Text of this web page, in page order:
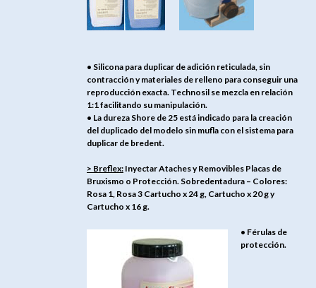
• Silicona para duplicar de adición reticulada, sin
contracción y materiales de relleno para conseguir una
reproducción exacta. Technosil se mezcla en relación
1:1 facilitando su manipulación.
• La dureza Shore de 25 está indicado para la creación
del duplicado del modelo sin mufla con el sistema para
duplicar de bredent.
> Breflex:Inyectar Ataches y Removibles Placas de
Bruxismo o Protección. Sobredentadura – Colores:
Rosa 1, Rosa 3 Cartucho x 24 g, Cartucho x 20 g y
Cartucho x 16 g.
• Férulas de
protección.